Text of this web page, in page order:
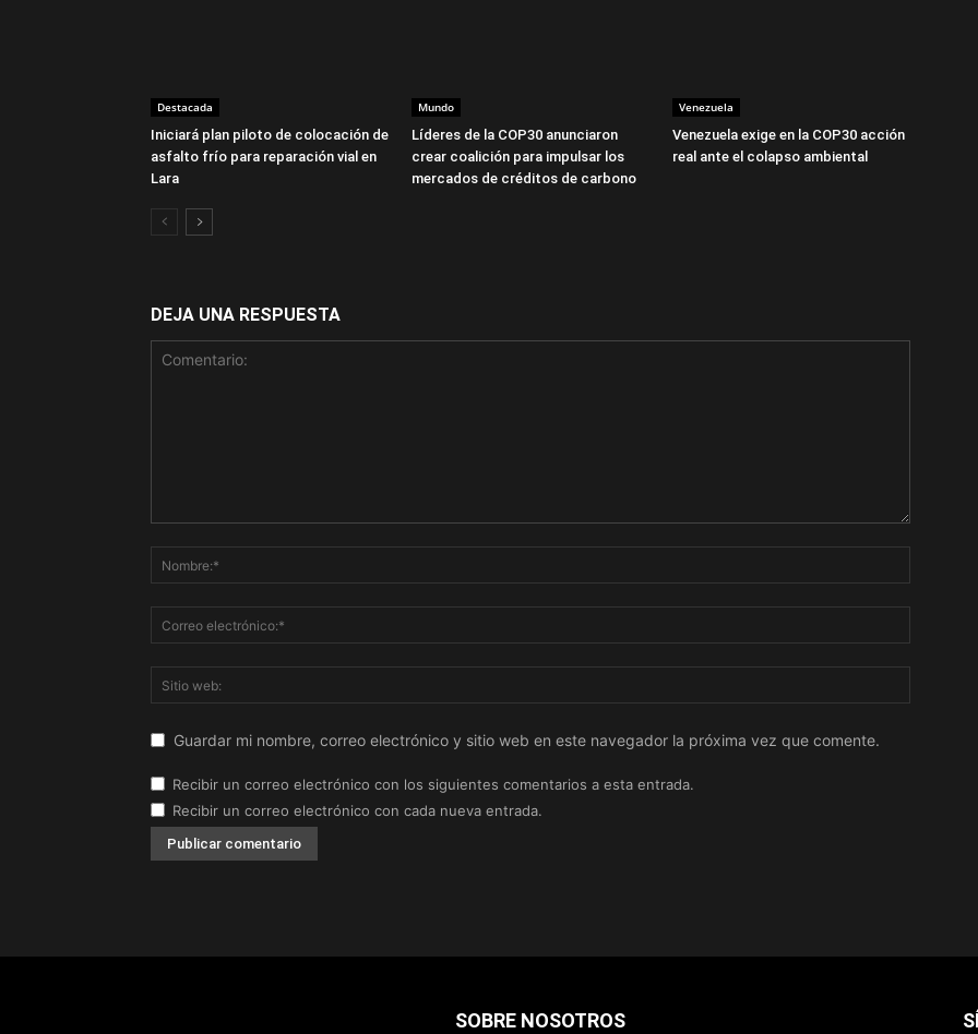
Destacada
Iniciará plan piloto de colocación de
asfalto frío para reparación vial en
Lara
Mundo
Líderes de la COP30 anunciaron
crear coalición para impulsar los
mercados de créditos de carbono
Venezuela
Venezuela exige en la COP30 acción
real ante el colapso ambiental
DEJA UNA RESPUESTA
Guardar mi nombre, correo electrónico y sitio web en este navegador la próxima vez que comente.
Recibir un correo electrónico con los siguientes comentarios a esta entrada.
Recibir un correo electrónico con cada nueva entrada.
SOBRE NOSOTROS